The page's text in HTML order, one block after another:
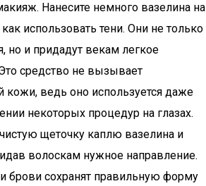
Нанесите немного вазелина на
использовать тени. Они не только
но и придадут векам легкое
средство не вызывает
кожи, ведь оно используется даже
некоторых процедур на глазах.
щеточку каплю вазелина и
волоскам нужное направление.
брови сохранят правильную форму